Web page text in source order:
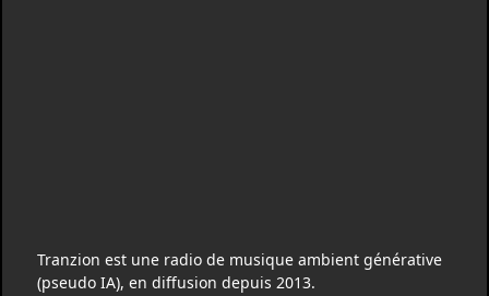
Tranzion est une radio de musique ambient générative
(pseudo IA), en diffusion depuis 2013.